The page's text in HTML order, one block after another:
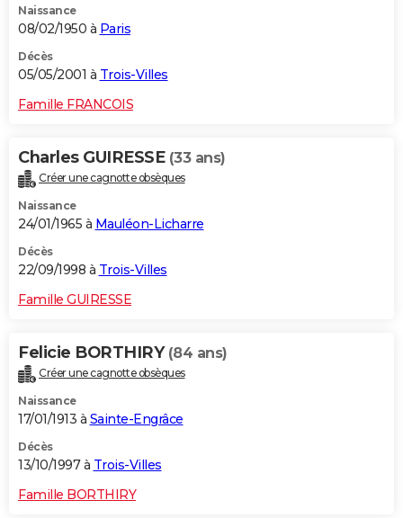
Naissance
08/02/1950 à Paris
Décès
05/05/2001 à Trois-Villes
Famille FRANCOIS
Charles GUIRESSE (33 ans)
Créer une cagnotte obsèques
Naissance
24/01/1965 à Mauléon-Licharre
Décès
22/09/1998 à Trois-Villes
Famille GUIRESSE
Felicie BORTHIRY (84 ans)
Créer une cagnotte obsèques
Naissance
17/01/1913 à Sainte-Engrâce
Décès
13/10/1997 à Trois-Villes
Famille BORTHIRY